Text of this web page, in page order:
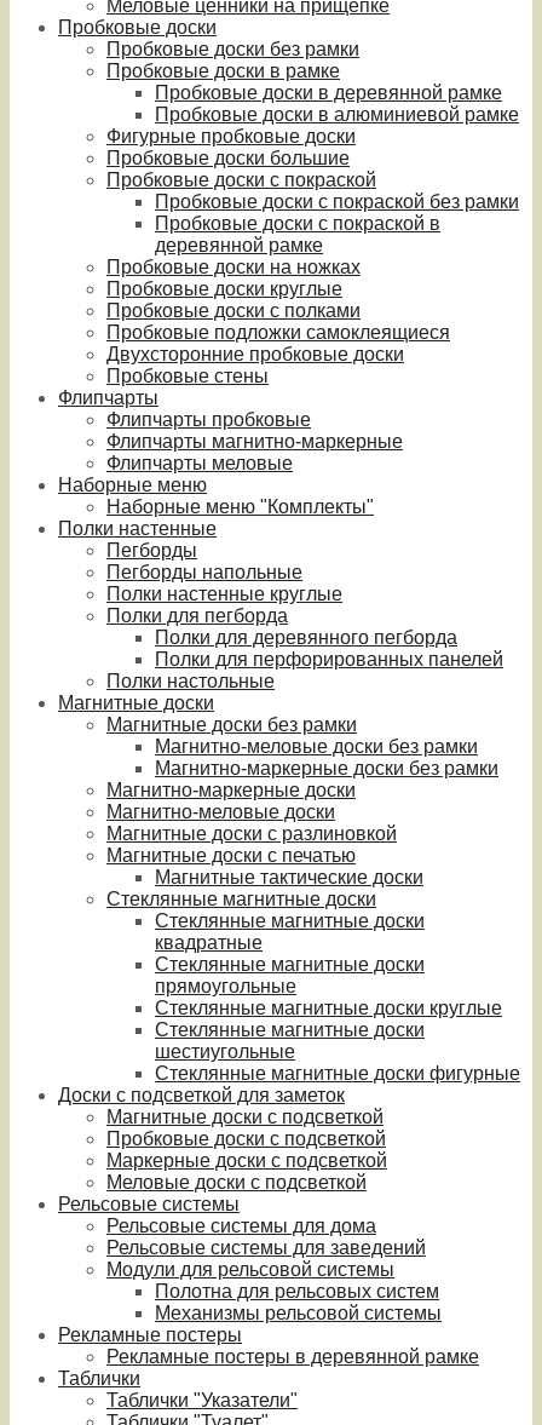
Меловые ценники на прищепке
Пробковые доски
Пробковые доски без рамки
Пробковые доски в рамке
Пробковые доски в деревянной рамке
Пробковые доски в алюминиевой рамке
Фигурные пробковые доски
Пробковые доски большие
Пробковые доски с покраской
Пробковые доски с покраской без рамки
Пробковые доски с покраской в
деревянной рамке
Пробковые доски на ножках
Пробковые доски круглые
Пробковые доски с полками
Пробковые подложки самоклеящиеся
Двухсторонние пробковые доски
Пробковые стены
Флипчарты
Флипчарты пробковые
Флипчарты магнитно-маркерные
Флипчарты меловые
Наборные меню
Наборные меню "Комплекты"
Полки настенные
Пегборды
Пегборды напольные
Полки настенные круглые
Полки для пегборда
Полки для деревянного пегборда
Полки для перфорированных панелей
Полки настольные
Магнитные доски
Магнитные доски без рамки
Магнитно-меловые доски без рамки
Магнитно-маркерные доски без рамки
Магнитно-маркерные доски
Магнитно-меловые доски
Магнитные доски с разлиновкой
Магнитные доски с печатью
Магнитные тактические доски
Стеклянные магнитные доски
Стеклянные магнитные доски
квадратные
Стеклянные магнитные доски
прямоугольные
Стеклянные магнитные доски круглые
Стеклянные магнитные доски
шестиугольные
Стеклянные магнитные доски фигурные
Доски с подсветкой для заметок
Магнитные доски с подсветкой
Пробковые доски с подсветкой
Маркерные доски с подсветкой
Меловые доски с подсветкой
Рельсовые системы
Рельсовые системы для дома
Рельсовые системы для заведений
Модули для рельсовой системы
Полотна для рельсовых систем
Механизмы рельсовой системы
Рекламные постеры
Рекламные постеры в деревянной рамке
Таблички
Таблички "Указатели"